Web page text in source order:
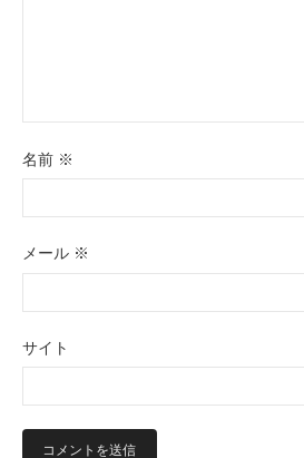
名前 ※
メール ※
サイト